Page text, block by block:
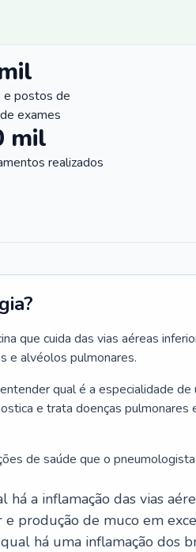
e postos de
exames
mil
realizados
que cuida das vias aéreas
e alvéolos pulmonares.
qual é a especialidade
e trata doenças pulmonares
de saúde que o
há a inflamação das vias
produção de muco em
há uma inflamação dos